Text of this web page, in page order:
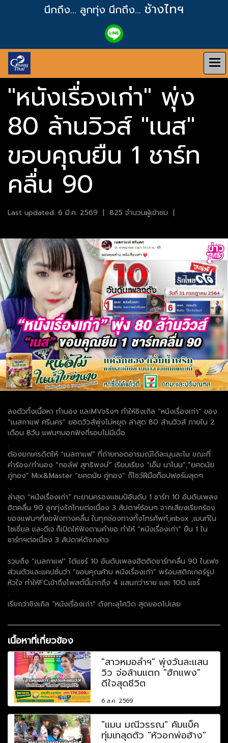
นึกถึง... ลูกทุ่ง นึกถึง... ช้างไทฯ
"หนังเรื่องเก่า" พุ่ง
80 ล้านวิวส์ "เนส"
ขอบคุณยืน 1 ชาร์ท
คลื่น 90
Last updated: 6 มี.ค. 2569 | 825 จำนวนผู้เข้าชม |
ลงตัวทั้งเนื้อหา ทำนอง และMVจริงๆ ทำให้ซิงเกิล “หนังเรื่องเก่า” ของ
“เนสกาแฟ ศรีนคร” ยอดวิวส์พุ่งไม่หยุด ล่าสุด 80 ล้านวิวส์ ภายใน 2
เดือน 8วัน แฟนๆบอกฟังกี่รอบไม่มีเบื่อ
.
ต้องยกเครดิตให้ “เนสกาแฟ” ที่ถ่ายทอดอารมณ์ได้ละมุนละไม ขณะที่
คำร้อง/ทำนอง “กอล์ฟ สุทธิพงษ์” เรียบเรียง “เอ็ม นาโนน”,”ยศดนัย
ภู่ทอง” Mix&Master “ยศดนัย ภู่ทอง” ก็โชว์ฝีมือท็อปฟอร์มสุดๆ
.
ล่าสุด “หนังเรื่องเก่า” ทะยานครองแชมป์อันดับ 1 ชาร์ท 10 อันดับเพลง
ฮิตคลื่น 90 ลูกทุ่งรักไทยต่อเนื่อง 3 สัปดาห์ซ้อนๆ จากเสียงเรียกร้อง
ของแฟนๆที่ขอฟังทางคลื่น ในทุกช่องทางทั้งโทรศัพท์,inbox ,เมนท์ใน
โซเชี่ยล และดีเจ.ก็เปิดให้ฟังตามคำขอ ทำให้ “หนังเรื่องเก่า” ยืน 1 ใน
ชาร์ทฯต่อเนื่อง 3 สัปดาห์ดังกล่าว
.
รวมถึง “เนสกาแฟ” ได้แชร์ 10 อันดับเพลงฮิตติดชาร์ทคลื่น 90 ในเฟซ
ส่วนตัวและแคปชั่นว่า “ขอบคุณค้าบ หนังเรื่องเก่า” พร้อมสติกเกอร์รูป
หัวใจ ทำให้FCเข้าถึงโพสต์นี้มากถึง 4 แสนกว่าราย และ 100 แชร์
.
เรียกว่าซิงเกิล “หนังเรื่องเก่า” ดังทะลุโควิด สุดยอดไปเลย
เนื้อหาที่เกี่ยวข้อง
"สาวหมอลำฯ" พุ่งวันละแสน
วิว จ่อล้านแตก "ฮักแพง"
ดีใจสุดชีวิต
6 ส.ค. 2569
"แมน มณีวรรณ" คัมแบ็ค
ทุ่มเทสุดตัว "หัวอกพ่อฮ้าง"